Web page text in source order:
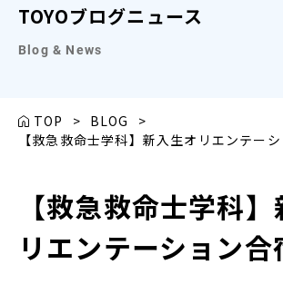
TOYOブログニュース
Blog & News
TOP > BLOG
>
【救急救命士学科】新入生オリエンテー
【救急救命士学科
リエンテーション